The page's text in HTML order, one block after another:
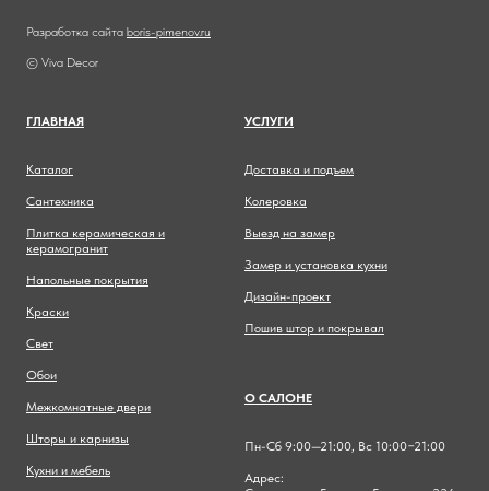
Разработка сайта boris-pimenov.ru
© Viva Decor
ГЛАВНАЯ
Каталог
Сантехника
Плитка керамическая и
керамогранит
Напольные покрытия
Краски
Свет
Обои
Межкомнатные двери
Шторы и карнизы
Кухни и мебель
УСЛУГИ
Доставка и подъем
Колеровка
Выезд на замер
Замер и установка кухни
Дизайн-проект
Пошив штор и покрывал
О САЛОНЕ
Пн-Сб 9:00—21:00, Вс 10:00−21:00
Адрес: